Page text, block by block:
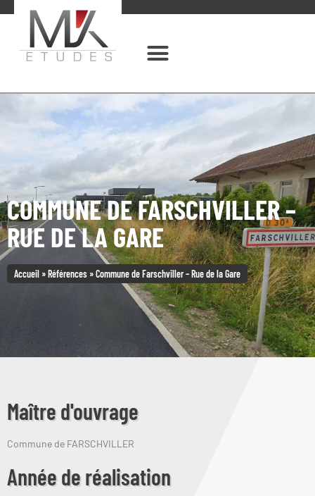
COMMUNE DE FARSCHVILLER –
RUE DE LA GARE
Accueil »Références »Commune de Farschviller – Rue de la Gare
Maître d'ouvrage
Commune de FARSCHVILLER
Année de réalisation